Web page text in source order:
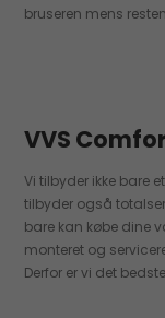
bruseren mens
VVS
Vi tilbyder ikke bare
tilbyder også
bare kan købe dine
monteret og
Derfor er vi det